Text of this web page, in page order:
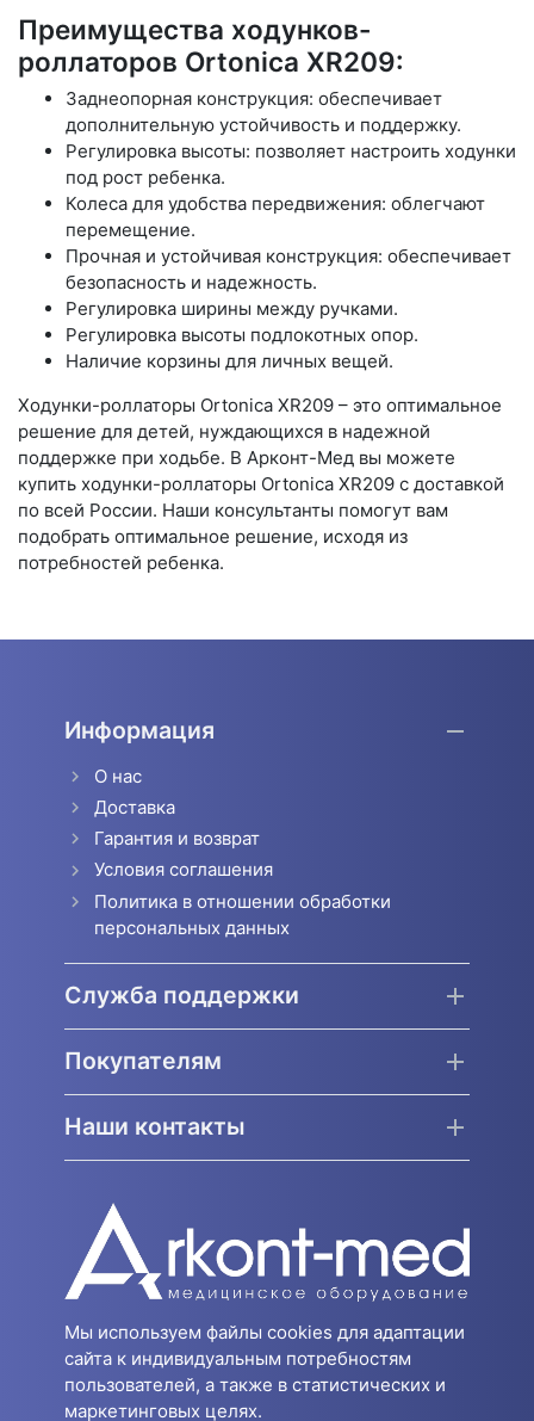
Преимущества ходунков-
роллаторов Ortonica XR209:
Заднеопорная конструкция: обеспечивает
дополнительную устойчивость и поддержку.
Регулировка высоты: позволяет настроить ходунки
под рост ребенка.
Колеса для удобства передвижения: облегчают
перемещение.
Прочная и устойчивая конструкция: обеспечивает
безопасность и надежность.
Регулировка ширины между ручками.
Регулировка высоты подлокотных опор.
Наличие корзины для личных вещей.
Ходунки-роллаторы Ortonica XR209 – это оптимальное
решение для детей, нуждающихся в надежной
поддержке при ходьбе. В Арконт-Мед вы можете
купить ходунки-роллаторы Ortonica XR209 с доставкой
по всей России. Наши консультанты помогут вам
подобрать оптимальное решение, исходя из
потребностей ребенка.
Информация
О нас
Доставка
Гарантия и возврат
Условия соглашения
Политика в отношении обработки
персональных данных
Служба поддержки
Покупателям
Наши контакты
Мы используем файлы cookies для адаптации
сайта к индивидуальным потребностям
пользователей, а также в статистических и
маркетинговых целях.